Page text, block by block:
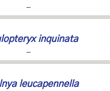
-
inquinata
-
leucapennella